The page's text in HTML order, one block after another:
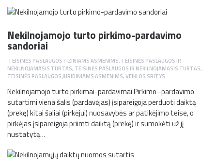
Nekilnojamojo turto pirkimo-pardavimo
sandoriai
TEISINĖS PASLAUGOS FIZINIAMS ASMENIMS, TEISINĖS PASLAUGOS IR
NEKILNOJAMASIS TURTAS, TEISINĖS PASLAUGOS IR NEKILNOJAMASIS TURTAS,
TEISINĖS PASLAUGOS JURIDINIAMS ASMENIMS,VEIKLOS SRITYS
Nekilnojamojo turto pirkimai-pardavimai Pirkimo–pardavimo
sutartimi viena šalis (pardavėjas) įsipareigoja perduoti daiktą
(prekę) kitai šaliai (pirkėjui) nuosavybės ar patikėjimo teise, o
pirkėjas įsipareigoja priimti daiktą (prekę) ir sumokėti už jį
nustatytą…